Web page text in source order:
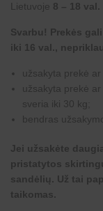
Lietuvoje 8 – 18 val.
Svarbu! Prekės
iki 16 val.,
užsakyta prekė ar
užsakyta prekė
sveria iki 30 kg;
bendras
Jei užsakėte
pristatytos
sandėlių. Už tai
taikomas.